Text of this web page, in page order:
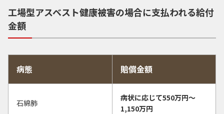
工場型アスベスト健康被害の場合に支払われる給付
金額
病態 賠償金額
石綿肺
病状に応じて550万円〜
1,150万円